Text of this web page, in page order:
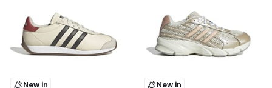
New in New in